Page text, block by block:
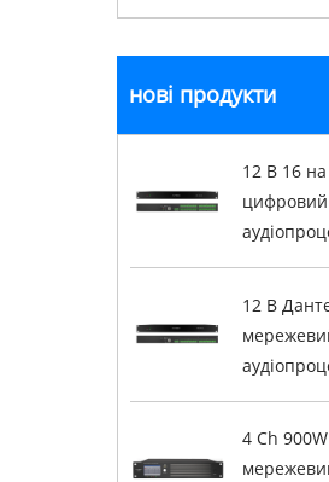
нові продукти
12 В 16
цифровий
12 В
4 Ch